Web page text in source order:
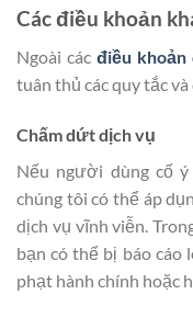
Các điều khoản
Ngoài các điều khoản
tuân thủ các quy tắc
Chấm dứt dịch vụ
Nếu người dùng cố ý
chúng tôi có thể áp
dịch vụ vĩnh viễn.
bạn có thể bị báo cáo
phạt hành chính hoặc